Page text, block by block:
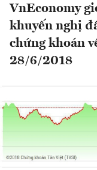
VnEconomy
khuyến nghị
chứng khoán
28/6/2018